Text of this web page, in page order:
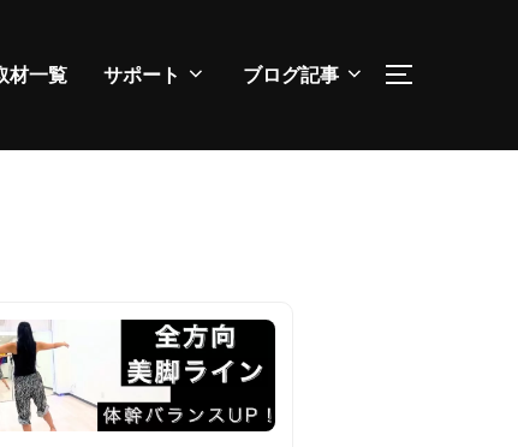
材一覧 サポート ブログ記事 サイドバー